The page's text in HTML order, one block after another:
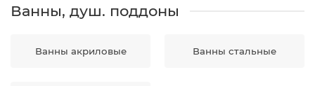
Ванны, душ. поддоны
Ванны акриловые Ванны стальные